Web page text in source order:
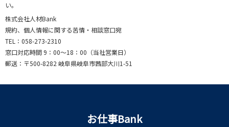
い。
株式会社人材Bank
規約、個人情報に関する苦情・相談窓口宛
TEL：058-273-2310
窓口対応時間 9：00～18：00（当社営業日）
郵送：〒500-8282 岐阜県岐阜市茜部大川1-51
お仕事Bank